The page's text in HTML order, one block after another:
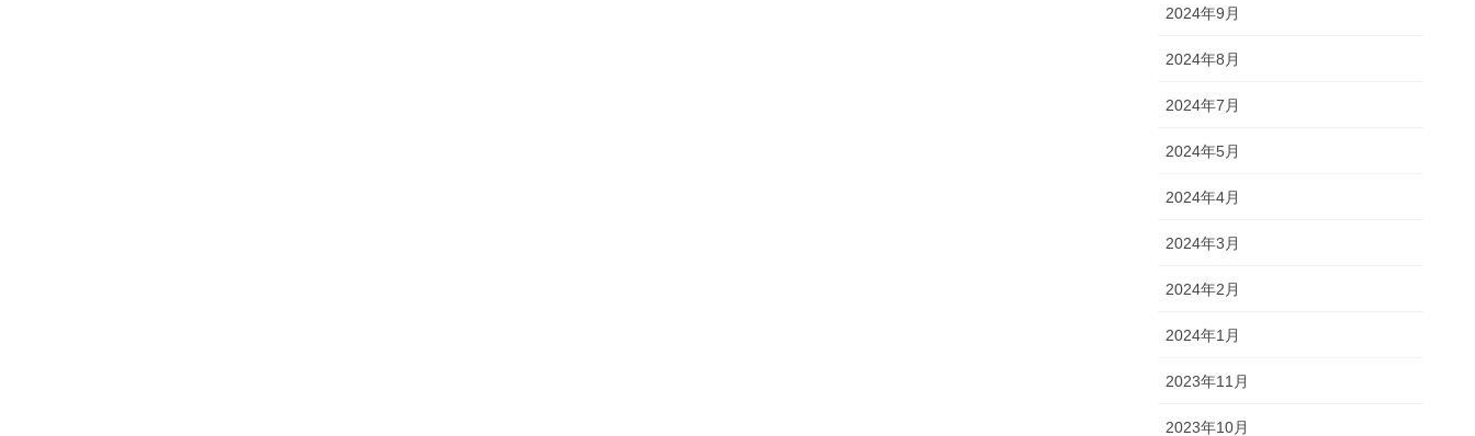
2024年9月
2024年8月
2024年7月
2024年5月
2024年4月
2024年3月
2024年2月
2024年1月
2023年11月
2023年10月